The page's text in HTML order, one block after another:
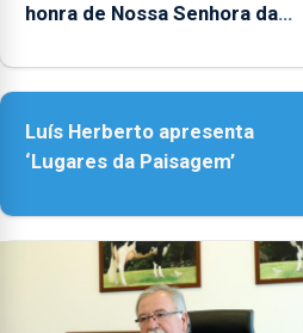
honra de Nossa Senhora da
Luís Herberto apresenta
‘Lugares da Paisagem’